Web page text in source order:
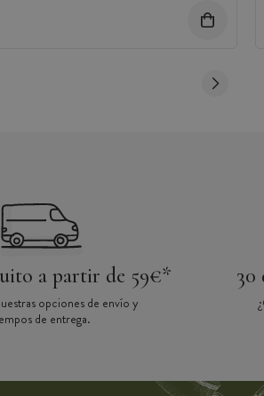
del descuento
a partir de 59€*
opciones de envío y
de entrega.
30